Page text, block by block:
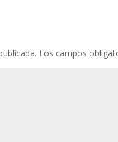
Los campos